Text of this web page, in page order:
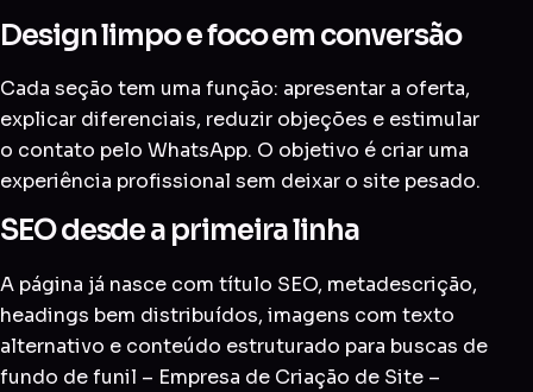
Design limpo e foco em conversão
Cada seção tem uma função: apresentar a oferta,
explicar diferenciais, reduzir objeções e estimular
o contato pelo WhatsApp. O objetivo é criar uma
experiência profissional sem deixar o site pesado.
SEO desde a primeira linha
A página já nasce com título SEO, metadescrição,
headings bem distribuídos, imagens com texto
alternativo e conteúdo estruturado para buscas de
fundo de funil – Empresa de Criação de Site –